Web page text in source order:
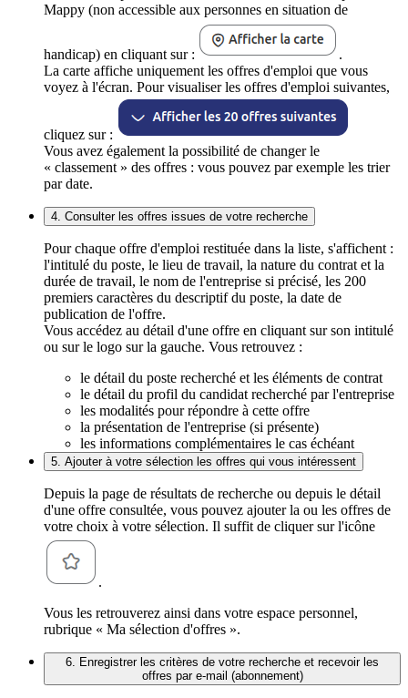
Mappy (non accessible aux personnes en situation de
handicap) en cliquant sur :
.
La carte affiche uniquement les offres d'emploi que vous
voyez à l'écran. Pour visualiser les offres d'emploi suivantes,
cliquez sur :
Vous avez également la possibilité de changer le
« classement » des offres : vous pouvez par exemple les trier
par date.
4. Consulter les offres issues de votre recherche
Pour chaque offre d'emploi restituée dans la liste, s'affichent :
l'intitulé du poste, le lieu de travail, la nature du contrat et la
durée de travail, le nom de l'entreprise si précisé, les 200
premiers caractères du descriptif du poste, la date de
publication de l'offre.
Vous accédez au détail d'une offre en cliquant sur son intitulé
ou sur le logo sur la gauche. Vous retrouvez :
le détail du poste recherché et les éléments de contrat
le détail du profil du candidat recherché par l'entreprise
les modalités pour répondre à cette offre
la présentation de l'entreprise (si présente)
les informations complémentaires le cas échéant
5. Ajouter à votre sélection les offres qui vous intéressent
Depuis la page de résultats de recherche ou depuis le détail
d'une offre consultée, vous pouvez ajouter la ou les offres de
votre choix à votre sélection. Il suffit de cliquer sur l'icône
.
Vous les retrouverez ainsi dans votre espace personnel,
rubrique « Ma sélection d'offres ».
6. Enregistrer les critères de votre recherche et recevoir les
offres par e-mail (abonnement)